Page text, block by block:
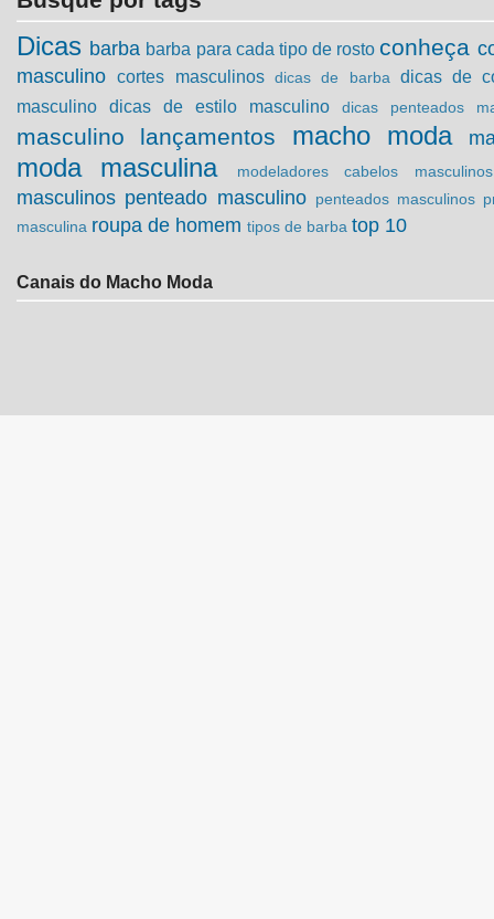
Dicas barba barba para cada tipo de rosto conheça
masculino cortes masculinos dicas de barba
dicas de
masculino
dicas de estilo masculino dicas penteados
masculino lançamentos macho moda
moda masculina modeladores cabelos masculinos
masculinos penteado masculino penteados masculinos
masculina roupa de homem tipos de barba top 10
Canais do Macho Moda